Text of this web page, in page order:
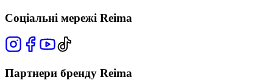
Соціальні мережі Reima
Партнери бренду Reima